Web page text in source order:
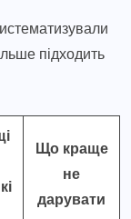
підходить
Що краще
не
дарувати